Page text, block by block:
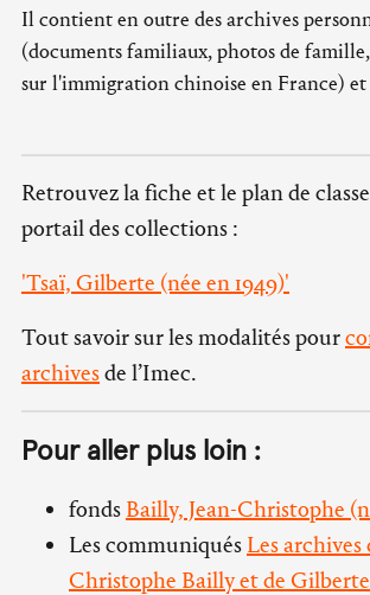
Il contient en outre des archives
(documents familiaux, photos de
sur l'immigration chinoise en France) et
Retrouvez la fiche et le plan de
portail des collections :
'Tsaï, Gilberte (née en 1949)'
Tout savoir sur les modalités pour
archivesde l’Imec.
Pour aller plus loin :
fonds Bailly, Jean-Christophe
Les communiqués Les archives
Christophe Bailly et de